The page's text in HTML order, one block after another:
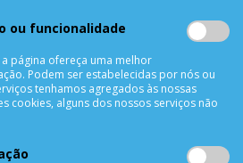
ou funcionalidade
página ofereça uma melhor
Podem ser estabelecidas por nós ou
tenhamos agregados às nossas
cookies, alguns dos nossos serviços não